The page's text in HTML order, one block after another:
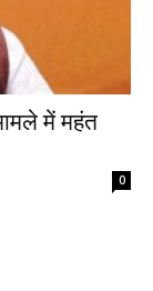
में महंत
0